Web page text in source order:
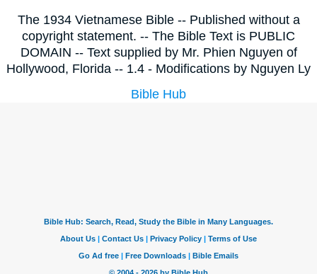
The 1934 Vietnamese Bible -- Published without a
copyright statement. -- The Bible Text is PUBLIC
DOMAIN -- Text supplied by Mr. Phien Nguyen of
Hollywood, Florida -- 1.4 - Modifications by Nguyen Ly
Bible Hub